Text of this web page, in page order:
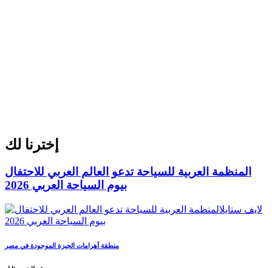
إخترنا لك
المنظمة العربية للسياحة تدعو العالم العربي للاحتفال
بيوم السياحة العربي 2026
منطقة أهرامات الجيزة الموجودة في مصر